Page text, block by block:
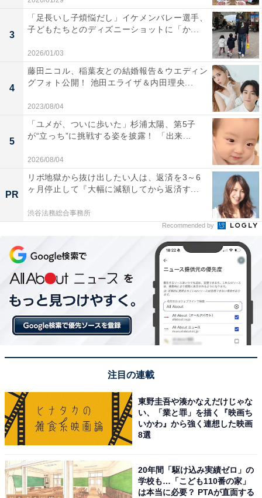
3
「足長いし子煩悩だし」イケメンバレー選手、
子どもたちとのディズニーショットに「か...
2026/01/03
4
藤田ニコル、稲葉友との結婚報告＆ウエディン
グフォト公開！ 池田エライザ＆内田理央...
2023/08/04
5
「ユメが、ついに歩いた」杉浦太陽、第5子
が“立っち”に挑戦する姿を披露！ 「出来...
2026/08/04
PR
リボ地獄から抜け出したい人は、返済を3～6
ヶ月停止して『大幅に減額してから返済す...
渋谷法務総合事務所
Recommended by
注目の連載
東野圭吾や湊かなえだけじゃな
い、「業と罪」を描く『映画ち
いかわ』から強く連想した映画
8選
20年間「駆け込み実績ゼロ」の
学校も…「こども110番の家」
は本当に必要？ PTAが直面する